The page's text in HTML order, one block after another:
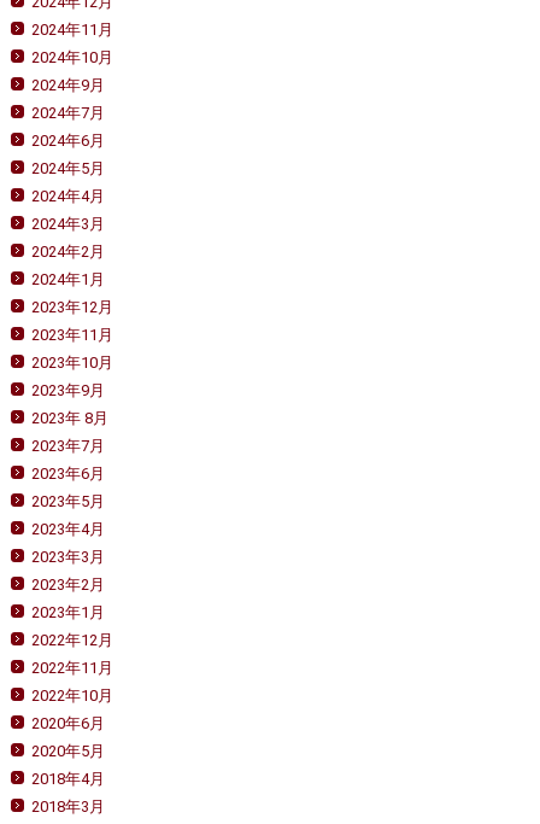
2024年11月
2024年10月
2024年9月
2024年7月
2024年6月
2024年5月
2024年4月
2024年3月
2024年2月
2024年1月
2023年12月
2023年11月
2023年10月
2023年9月
2023年 8月
2023年7月
2023年6月
2023年5月
2023年4月
2023年3月
2023年2月
2023年1月
2022年12月
2022年11月
2022年10月
2020年6月
2020年5月
2018年4月
2018年3月